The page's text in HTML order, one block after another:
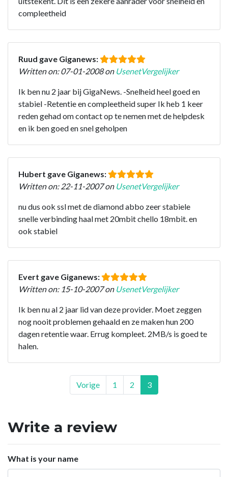
compleetheid
Ruud gave Giganews:
Written on: 07-01-2008 on UsenetVergelijker
Ik ben nu 2 jaar bij GigaNews. -Snelheid heel goed en
stabiel -Retentie en compleetheid super Ik heb 1 keer
reden gehad om contact op te nemen met de helpdesk
en ik ben goed en snel geholpen
Hubert gave Giganews:
Written on: 22-11-2007 on UsenetVergelijker
nu dus ook ssl met de diamond abbo zeer stabiele
snelle verbinding haal met 20mbit chello 18mbit. en
ook stabiel
Evert gave Giganews:
Written on: 15-10-2007 on UsenetVergelijker
Ik ben nu al 2 jaar lid van deze provider. Moet zeggen
nog nooit problemen gehaald en ze maken hun 200
dagen retentie waar. Errug kompleet. 2MB/s is goed te
halen.
Vorige 1 2 3
Write a review
What is your name